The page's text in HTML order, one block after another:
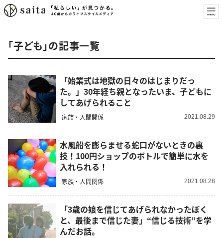
「子ども」の記事一覧
「始業式は地獄の日々のはじまりだっ
た。」30年経ち親となったいま、子どもに
してあげられること
家族・人間関係 2021.08.29
水風船を膨らませる蛇口がないときの裏
技！100円ショップのボトルで簡単に水を
入れられる！
家族・人間関係 2021.08.28
「3歳の娘を信じてあげられなかったぼく
と、最後まで信じた妻」“信じる技術”を学
んだお話。